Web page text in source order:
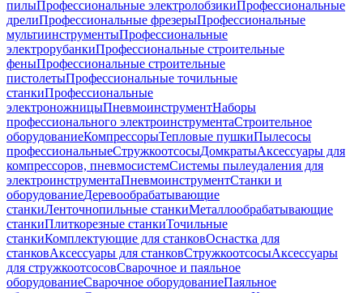
пилыПрофессиональные электролобзикиПрофессиональные
дрелиПрофессиональные фрезерыПрофессиональные
мультиинструментыПрофессиональные
электрорубанкиПрофессиональные строительные
феныПрофессиональные строительные
пистолетыПрофессиональные точильные
станкиПрофессиональные
электроножницыПневмоинструментНаборы
профессионального электроинструментаСтроительное
оборудованиеКомпрессорыТепловые пушкиПылесосы
профессиональныеСтружкоотсосыДомкратыАксессуары для
компрессоров, пневмосистемСистемы пылеудаления для
электроинструментаПневмоинструментСтанки и
оборудованиеДеревообрабатывающие
станкиЛенточнопильные станкиМеталлообрабатывающие
станкиПлиткорезные станкиТочильные
станкиКомплектующие для станковОснастка для
станковАксессуары для станковСтружкоотсосыАксессуары
для стружкоотсосовСварочное и паяльное
оборудованиеСварочное оборудованиеПаяльное